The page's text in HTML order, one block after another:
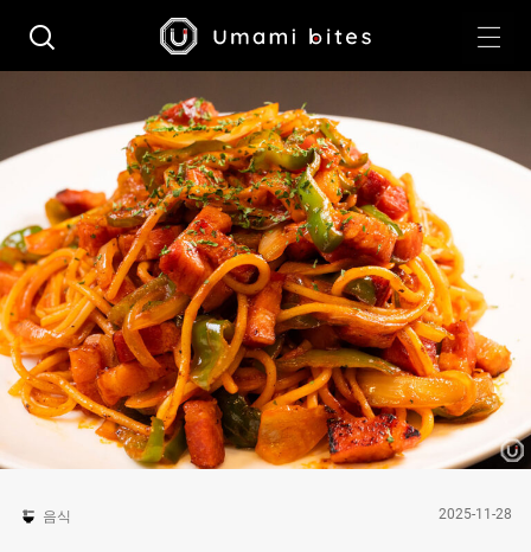
음식 2025-11-28